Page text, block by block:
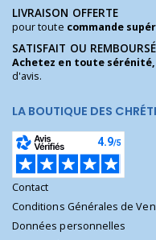
LIVRAISON OFFERTE
pour toute commande
SATISFAIT OU REMBOURSÉ
Achetez en toute sérénité,
d'avis.
LA BOUTIQUE DES
Contact
Conditions Générales de
Données personnelles